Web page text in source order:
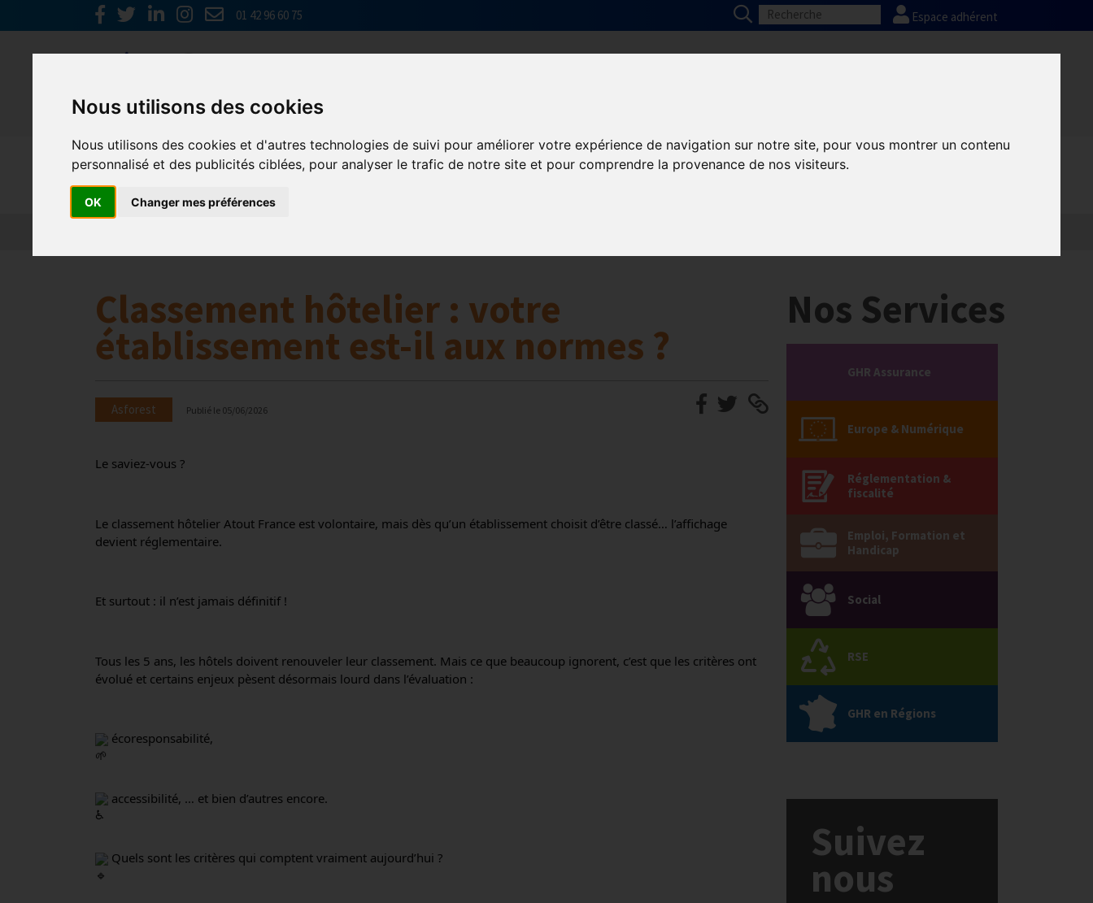
Nous utilisons des cookies
Nous utilisons des cookies et d'autres technologies de suivi pour améliorer votre expérience de navigation sur notre site, pour vous montrer un contenu
personnalisé et des publicités ciblées, pour analyser le trafic de notre site et pour comprendre la provenance de nos visiteurs.
OK Changer mes préférences
01 42 96 60 75 Espace adhérent
Nos partenaires
Classement hôtelier : votre
établissement est-il aux normes ?
Asforest Publié le 05/06/2026
Le saviez-vous ?
Le classement hôtelier Atout France est volontaire, mais dès qu’un établissement choisit d’être classé… l’affichage
devient réglementaire.
Et surtout : il n’est jamais définitif !
Tous les 5 ans, les hôtels doivent renouveler leur classement. Mais ce que beaucoup ignorent, c’est que les critères ont
évolué et certains enjeux pèsent désormais lourd dans l’évaluation :
écoresponsabilité,
accessibilité, … et bien d’autres encore.
Quels sont les critères qui comptent vraiment aujourd’hui ?
Nos Services
GHR Assurance
Europe & Numérique
Réglementation &
fiscalité
Emploi, Formation et
Handicap
Social
RSE
GHR en Régions
Suivez
nous